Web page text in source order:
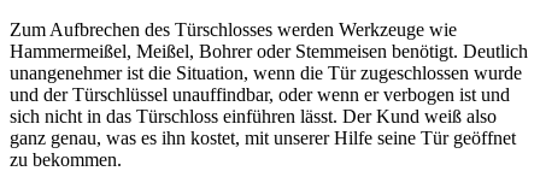
Zum Aufbrechen des Türschlosses werden Werkzeuge wie
Hammermeißel, Meißel, Bohrer oder Stemmeisen benötigt. Deutlich
unangenehmer ist die Situation, wenn die Tür zugeschlossen wurde
und der Türschlüssel unauffindbar, oder wenn er verbogen ist und
sich nicht in das Türschloss einführen lässt. Der Kund weiß also
ganz genau, was es ihn kostet, mit unserer Hilfe seine Tür geöffnet
zu bekommen.